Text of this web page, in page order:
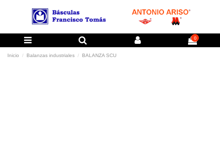
0
Inicio Balanzas industriales BALANZA SCU